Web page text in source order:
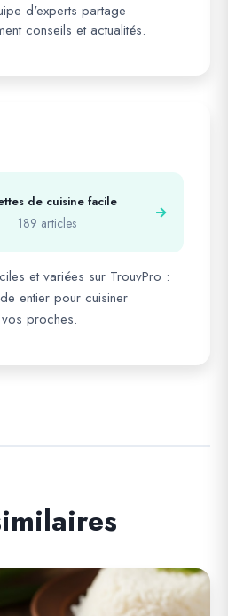
d'experts partage
conseils et actualités.
de cuisine facile
189 articles
et variées sur TrouvPro :
entier pour cuisiner
proches.